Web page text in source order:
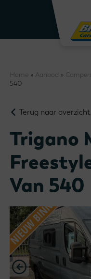
Home » Aanbod » Campers
540
Terug naar overzicht
Trigano
Van 540